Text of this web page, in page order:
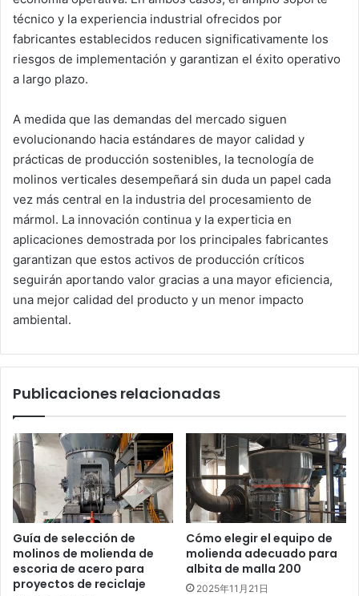
técnico y la experiencia industrial ofrecidos por
fabricantes establecidos reducen significativamente los
riesgos de implementación y garantizan el éxito operativo
a largo plazo.
A medida que las demandas del mercado siguen
evolucionando hacia estándares de mayor calidad y
prácticas de producción sostenibles, la tecnología de
molinos verticales desempeñará sin duda un papel cada
vez más central en la industria del procesamiento de
mármol. La innovación continua y la experticia en
aplicaciones demostrada por los principales fabricantes
garantizan que estos activos de producción críticos
seguirán aportando valor gracias a una mayor eficiencia,
una mejor calidad del producto y un menor impacto
ambiental.
Publicaciones relacionadas
Guía de selección de
molinos de molienda de
escoria de acero para
proyectos de reciclaje
Cómo elegir el equipo de
molienda adecuado para
albita de malla 200
2025年11月21日